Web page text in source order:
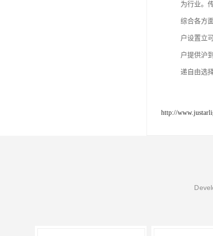
为行业。
综合各方
户设置立
户提供沪
递自由选
http://